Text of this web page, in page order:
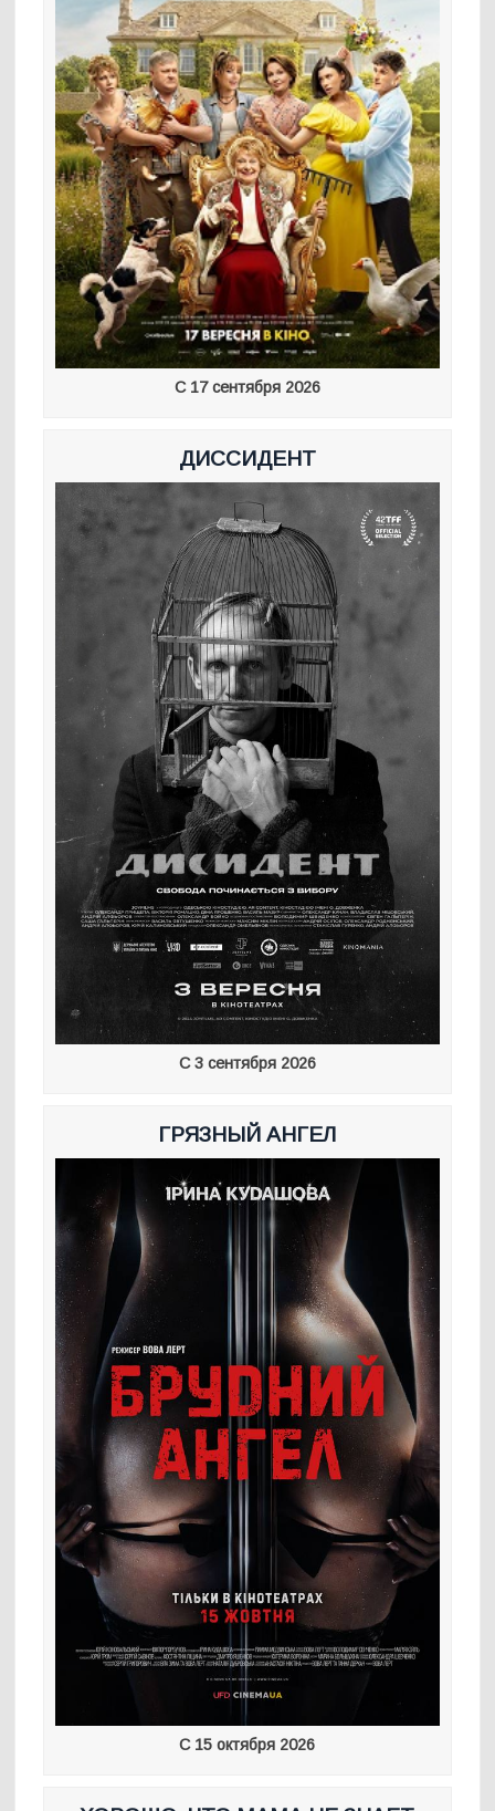
С 17 сентября 2026
ДИССИДЕНТ
С 3 сентября 2026
ГРЯЗНЫЙ АНГЕЛ
С 15 октября 2026